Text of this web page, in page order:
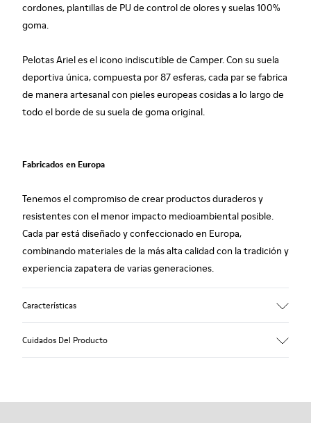
cordones, plantillas de PU de control de olores y suelas 100%
goma.
Pelotas Ariel es el icono indiscutible de Camper. Con su suela
deportiva única, compuesta por 87 esferas, cada par se fabrica
de manera artesanal con pieles europeas cosidas a lo largo de
todo el borde de su suela de goma original.
Fabricados en Europa
Tenemos el compromiso de crear productos duraderos y
resistentes con el menor impacto medioambiental posible.
Cada par está diseñado y confeccionado en Europa,
combinando materiales de la más alta calidad con la tradición y
experiencia zapatera de varias generaciones.
Características
Cuidados Del Producto
Nuestros zapatos se han fabricado con materiales de primera